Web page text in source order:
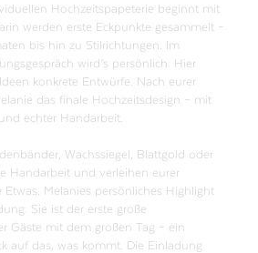
Hochzeitspapeterie beginnt mit
werden erste Eckpunkte gesammelt –
bis hin zu Stilrichtungen. Im
wird’s persönlich: Hier
konkrete Entwürfe. Nach eurer
das finale Hochzeitsdesign – mit
echter Handarbeit.
Wachssiegel, Blattgold oder
Handarbeit und verleihen eurer
Etwas. Melanies persönliches Highlight
Sie ist der erste große
Gäste mit dem großen Tag – ein
auf das, was kommt. Die Einladung